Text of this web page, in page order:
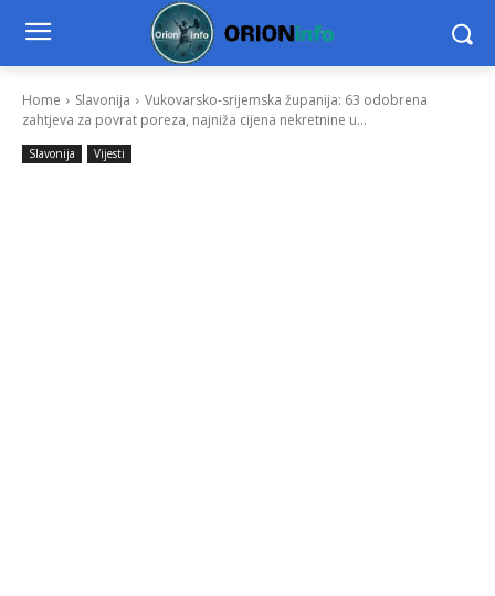
Home Slavonija
Vukovarsko-srijemska županija: 63 odobrena
zahtjeva za povrat poreza, najniža cijena nekretnine u...
Slavonija Vijesti